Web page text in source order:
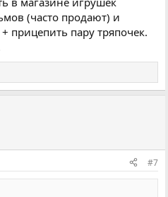
(часто продают) и
прицепить пару тряпочек.
#7